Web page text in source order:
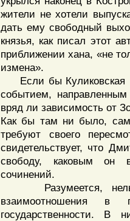
жители не хотели
дать ему свободный
князья, как писал этот
приближении хана, «не
измена».
Если бы Куликовская
событием,
вряд ли зависимость от
Как бы там ни было,
требуют своего
свидетельствует, что
свободу, каковым он
сочинений.
Разумеется, нельзя
взаимоотношения в
государственности. В